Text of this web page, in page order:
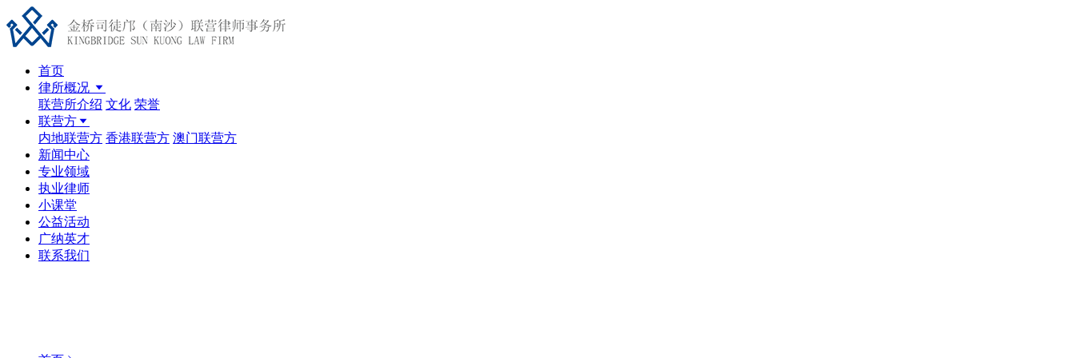
首页
律所概况
联营所介绍 文化 荣誉
联营方
内地联营方 香港联营方 澳门联营方
新闻中心
专业领域
执业律师
小课堂
公益活动
广纳英才
联系我们